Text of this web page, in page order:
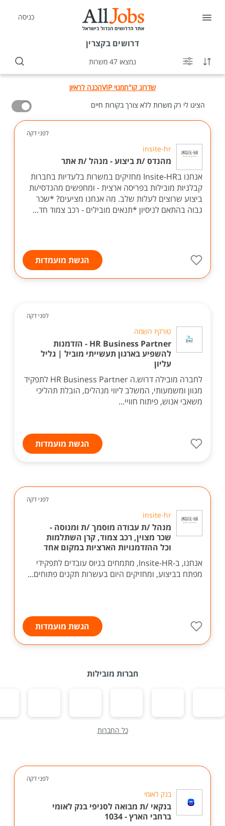
כניסה
דרושיםבקצרין
נמצאו 47 משרות
שדרוג קו"חמנוי VIP
הכנה לראיון
הציגו לי רק משרות ללא צורך בקורות חיים
לפני דקה
insite-hr
מהנדס /ת ביצוע - מנהל /ת אתר
אנחנו בInsite-HR מחזיקים במשרות בלעדיות בחברות
קבלניות מובילות בפריסה ארצית - ומחפשים מהנדסי/ות
ביצוע שרוצים לעלות שלב. מה אנחנו מציעים? *שכר
גבוה בהתאם לניסיון *תנאים מובילים - רכב צמוד חד...
הגשת מועמדות
לפני דקה
טורקיז השמה
HR Business Partner - הזדמנות
להשפיע בארגון תעשייתי מוביל | גליל
עליון
לחברה מובילה דרוש.ה HR Business Partner לתפקיד
מגוון ומשמעותי, המשלב ליווי מנהלים, הובלת תהליכי
משאבי אנוש, פיתוח חוויי...
הגשת מועמדות
לפני דקה
insite-hr
מנהל /ת עבודה מוסמך /ת ומנוסה -
שכר מצוין, רכב צמוד, קרן השתלמות
וכל ההזדמנויות הארציות במקום אחד
אנחנו, ב-Insite-HR, מתמחים בגיוס עובדים לתפקידי
מפתח בביצוע, ומחזיקים היום בעשרות תקנים פתוחים...
הגשת מועמדות
חברות מובילות
כל החברות
לפני דקה
בנק לאומי
בנקאי /ת מבואה לסניפי בנק לאומי
ברחבי הארץ - 1034